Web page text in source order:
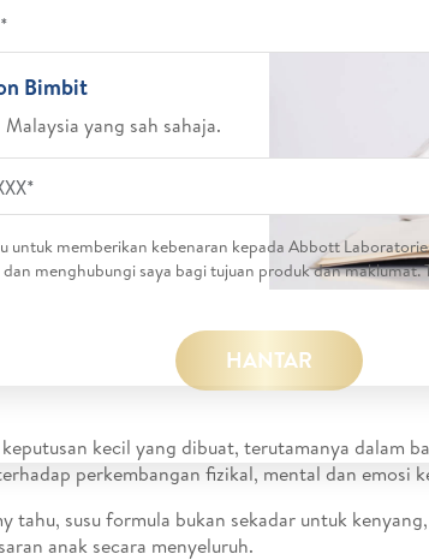
Bimbit
yang sah sahaja.
untuk memberikan kebenaran kepada Abbott
menghubungi saya bagi tujuan produk dan
HANTAR
kecil yang dibuat, terutamanya dalam
perkembangan fizikal, mental dan emosi
tahu, susu formula bukan sekadar untuk
anak secara menyeluruh.